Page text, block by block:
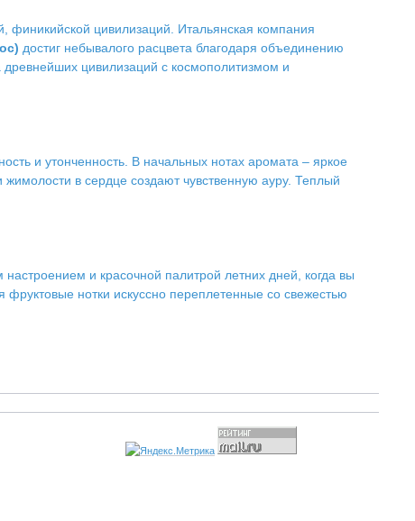
финикийской цивилизаций. Итальянская компания
достиг небывалого расцвета благодаря объединению
древнейших цивилизаций с космополитизмом и
и утонченность. В начальных нотах аромата – яркое
в сердце создают чувственную ауру. Теплый
и красочной палитрой летних дней, когда вы
нотки искуссно переплетенные со свежестью